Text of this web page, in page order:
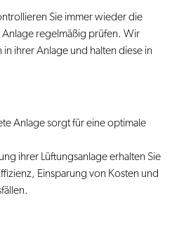
Sie immer wieder die
Anlage regelmäßig prüfen. Wir
ihrer Anlage und halten diese in
Anlage sorgt für eine optimale
ihrer Lüftungsanlage erhalten Sie
Einsparung von Kosten und